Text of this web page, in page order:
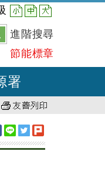
小 中 大
進階搜尋
節能標章
署